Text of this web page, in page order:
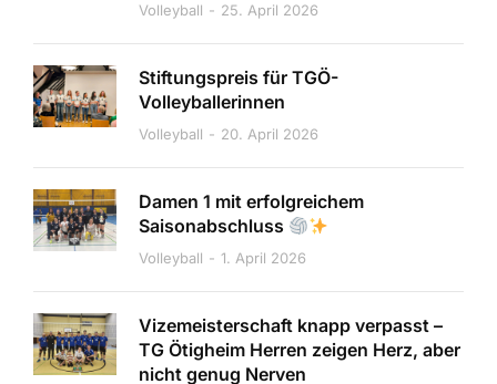
Volleyball 25. April 2026
Stiftungspreis für TGÖ-
Volleyballerinnen
Volleyball 20. April 2026
Damen 1 mit erfolgreichem
Saisonabschluss
Volleyball 1. April 2026
Vizemeisterschaft knapp verpasst –
TG Ötigheim Herren zeigen Herz, aber
nicht genug Nerven